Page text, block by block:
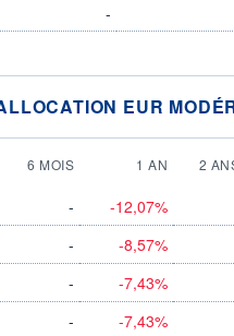
-
EUR
6 MOIS 1 AN 2
- -12,07%
- -8,57%
- -7,43%
- -7,43%